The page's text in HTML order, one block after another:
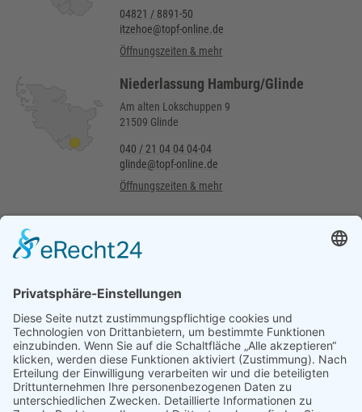
04821 / 8891-50
itzehoe@topf-online.de
Öffnungszeiten & mehr
Niederlassung Hamburg/Glinde
Am alten Lokschuppen 9
21509 Glinde
040 / 21 04 04 04-04
glinde@topf-online.de
Öffnungszeiten & mehr
Cookie-Einstellungen anzeigen